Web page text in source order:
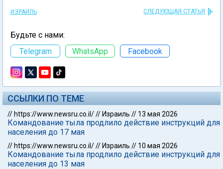
ИЗРАИЛЬ СЛЕДУЮЩАЯ СТАТЬЯ
Будьте с нами:
Telegram
WhatsApp Facebook
ССЫЛКИ ПО ТЕМЕ
// https://www.newsru.co.il/// Израиль // 13 мая 2026
Командование тыла продлило действие инструкций для
населения до 17 мая
// https://www.newsru.co.il/// Израиль // 10 мая 2026
Командование тыла продлило действие инструкций для
населения до 13 мая